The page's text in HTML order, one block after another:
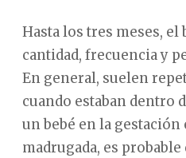
Hasta los tres meses,
cantidad, frecuencia y
En general, suelen
cuando estaban dentro
un bebé en la gestación
madrugada, es